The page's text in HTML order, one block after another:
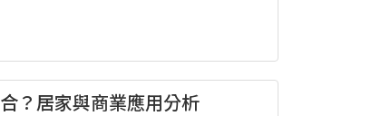
？居家與商業應用分析